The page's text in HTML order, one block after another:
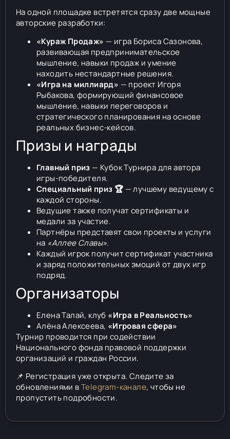
На одной площадке встретятся сразу две мощные
авторские разработки:
«Кураж Продаж» — игра Бориса Сазонова,
развивающая предпринимательское
мышление, навыки продаж и умение
находить нестандартные решения.
«Игра на миллиард» — проект Игоря
Рыбакова, формирующий финансовое
мышление, навыки переговоров и
стратегического планирования на основе
реальных бизнес-кейсов.
Призы и награды
Главный приз — Кубок Турнира для автора
игры-победителя.
Специальный приз 🏆 — лучшему ведущему с
каждой стороны.
Ведущие также получат сертификаты и
медали за участие.
Партнёры представят свои проекты и услуги
на «Аллее Славы».
Каждый игрок получит сертификат участника
и заряд положительных эмоций от двух игр
подряд.
Организаторы
Елена Талай, клуб «Игра в Реальность»
Алёна Алексеева, «Игровая сфера»
Турнир проводится при содействии
Национального фонда правовой поддержки
организаций и граждан России.
📌 Регистрация уже открыта. Следите за
обновлениями вTelegram-канале, чтобы не
пропустить подробности.